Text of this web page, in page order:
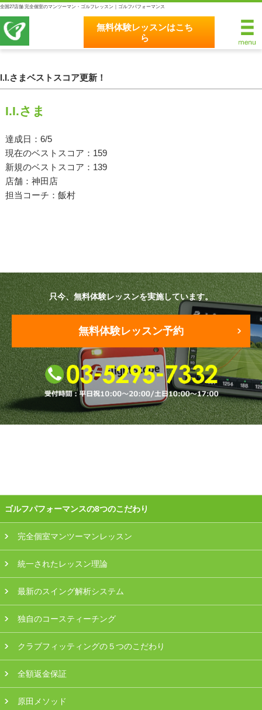
全国27店舗 完全個室のマンツーマン・ゴルフレッスン｜ゴルフパフォーマンス
無料体験レッスンはこち
ら
無料体験レッスンはこちら
統一されたレッスン理論
最新のスイング解析システム
原田メソッド
エゴスキューメソッド
ゴルフが楽しみたい（初心者）
短期間での上達（初心者）
シングルを目指したい（中・上級者）
プラン・料金
店舗一覧
東京
関東（神奈川・埼玉・千葉）
中部（静岡・愛知）
関西（大阪・兵庫・滋賀）
受講生の声
I.I.さまベストスコア更新！
I.I.さま
達成日：6/5
現在のベストスコア：159
新規のベストスコア：139
店舗：神田店
担当コーチ：飯村
只今、無料体験レッスンを実施しています。
無料体験レッスン予約
ゴルフパフォーマンスの8つのこだわり
完全個室マンツーマンレッスン
統一されたレッスン理論
最新のスイング解析システム
独自のコースティーチング
クラブフィッティングの５つのこだわり
全額返金保証
原田メソッド